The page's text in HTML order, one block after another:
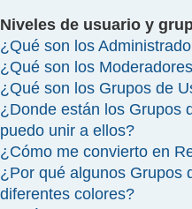
Niveles de usuario y
¿Qué son los
¿Qué son los
¿Qué son los Grupos de
¿Donde están los Grupos
puedo unir a ellos?
¿Cómo me convierto en
¿Por qué algunos Grupos
diferentes colores?